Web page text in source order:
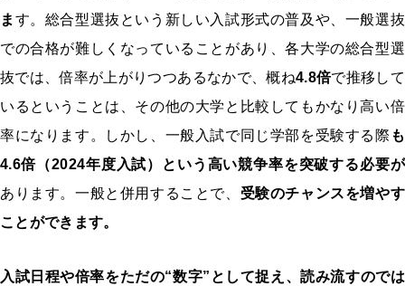
ま す。総合型選抜という新しい入試形式の普及や、一般選抜
での合格が難しくなっていることがあり、各大学の総合型選
抜では、倍率が上がりつつあるなかで、概ね4.8倍で推移して
いるということは、その他の大学と比較してもかなり高い倍
率になります。しかし、一般入試で同じ学部を受験する際 も
4.6倍（2024年度入試）という高い競争率を突破する必要が
あります。一般と併用することで、 受験のチャンスを増やす
ことができます。
入試日程や倍率をただの“数字”として捉え、読み流すのでは